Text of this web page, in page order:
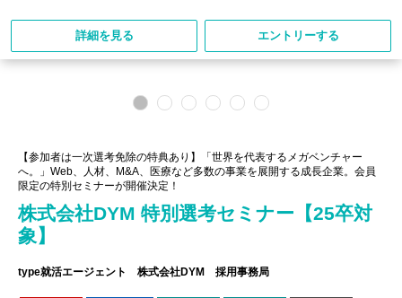
詳細を見る エントリーする
【参加者は一次選考免除の特典あり】「世界を代表するメガベンチャー
へ。」Web、人材、M&A、医療など多数の事業を展開する成長企業。会員
限定の特別セミナーが開催決定！
株式会社DYM 特別選考セミナー【25卒対
象】
type就活エージェント 株式会社DYM 採用事務局